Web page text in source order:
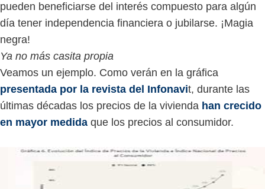
pueden beneficiarse del interés compuesto para algún
día tener independencia financiera o jubilarse. ¡Magia
negra!
Ya no más casita propia
Veamos un ejemplo. Como verán en la gráfica
presentada por la revista del Infonavit, durante las
últimas décadas los precios de la vivienda han crecido
en mayor medida que los precios al consumidor.